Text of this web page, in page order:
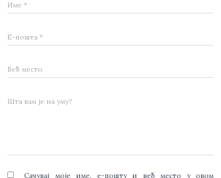
Име *
Е-пошта *
Веб место
Шта вам је на уму?
Сачувај моје име, е-пошту и веб место у овом